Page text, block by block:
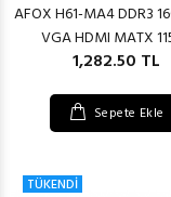
AFOX H61-MA4 DDR3
VGA HDMI MATX
1,282.50 TL
Sepete Ekle
TÜKENDİ